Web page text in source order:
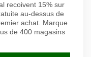
recoivent 15% sur
au-dessus de
achat. Marque
de 400 magasins